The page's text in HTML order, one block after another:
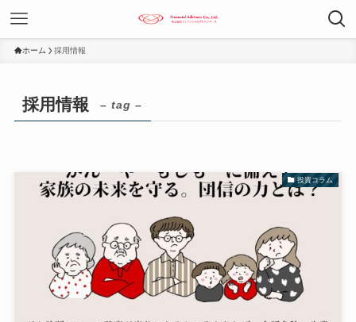
ホーム 採用情報
採用情報 – tag –
投資コラム